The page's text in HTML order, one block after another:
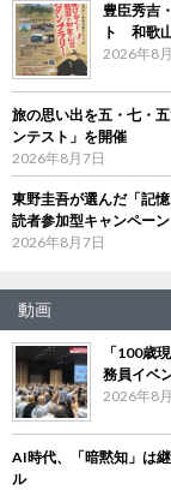
豊臣秀吉
ト 和歌
2026年8
旅の思い出を五・七・
ンテスト」を開催
2026年8月7日
東野圭吾が選んだ「記
読者参加型キャンペーン
2026年8月7日
動画
「100歳
務員イベ
2026年8
AI時代、「暗黙知」は
ル